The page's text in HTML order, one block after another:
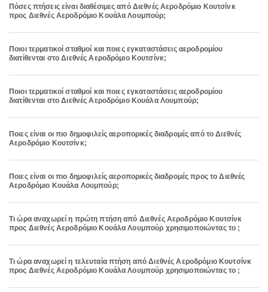
Πόσες πτήσεις είναι διαθέσιμες από Διεθνές Αεροδρόμιο Κουτσίνκ
προς Διεθνές Αεροδρόμιο Κουάλα Λουμπούρ;
Ποιοι τερματικοί σταθμοί και ποιες εγκαταστάσεις αεροδρομίου
διατίθενται στο Διεθνές Αεροδρόμιο Κουτσίνκ;
Ποιοι τερματικοί σταθμοί και ποιες εγκαταστάσεις αεροδρομίου
διατίθενται στο Διεθνές Αεροδρόμιο Κουάλα Λουμπούρ;
Ποιες είναι οι πιο δημοφιλείς αεροπορικές διαδρομές από το Διεθνές
Αεροδρόμιο Κουτσίνκ;
Ποιες είναι οι πιο δημοφιλείς αεροπορικές διαδρομές προς το Διεθνές
Αεροδρόμιο Κουάλα Λουμπούρ;
Τι ώρα αναχωρεί η πρώτη πτήση από Διεθνές Αεροδρόμιο Κουτσίνκ
προς Διεθνές Αεροδρόμιο Κουάλα Λουμπούρ χρησιμοποιώντας το ;
Τι ώρα αναχωρεί η τελευταία πτήση από Διεθνές Αεροδρόμιο Κουτσίνκ
προς Διεθνές Αεροδρόμιο Κουάλα Λουμπούρ χρησιμοποιώντας το ;